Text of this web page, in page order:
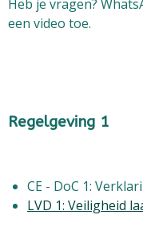
Heb je vragen?
een video toe.
Regelgeving 1
CE - DoC 1:
LVD 1: Veiligheid